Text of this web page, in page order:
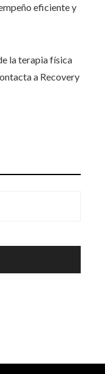
eficiente y
la terapia física
a Recovery